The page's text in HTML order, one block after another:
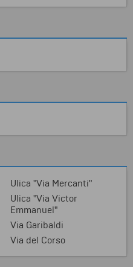
Ulica "Via Mercanti"
Ulica "Via Victor
Emmanuel"
Via Garibaldi
Via del Corso